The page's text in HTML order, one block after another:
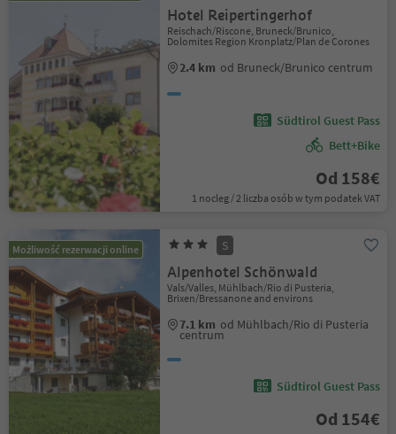
Hotel Reipertingerhof
Reischach/Riscone, Bruneck/Brunico,
Dolomites Region Kronplatz/Plan de Corones
2.4 km od Bruneck/Brunico centrum
Südtirol Guest Pass
Bett+Bike
Od 158€
1 nocleg / 2 liczba osób w tym podatek VAT
Możliwość rezerwacji online S
Alpenhotel Schönwald
Vals/Valles, Mühlbach/Rio di Pusteria,
Brixen/Bressanone and environs
7.1 km od Mühlbach/Rio di Pusteria
centrum
Südtirol Guest Pass
Od 154€